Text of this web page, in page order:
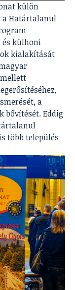
külön
a Határtalanul
és külhoni
kialakítását
a
bővítését. Eddig
több település